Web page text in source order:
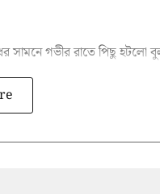
সামনে গভীর রাতে পিছু হটলো